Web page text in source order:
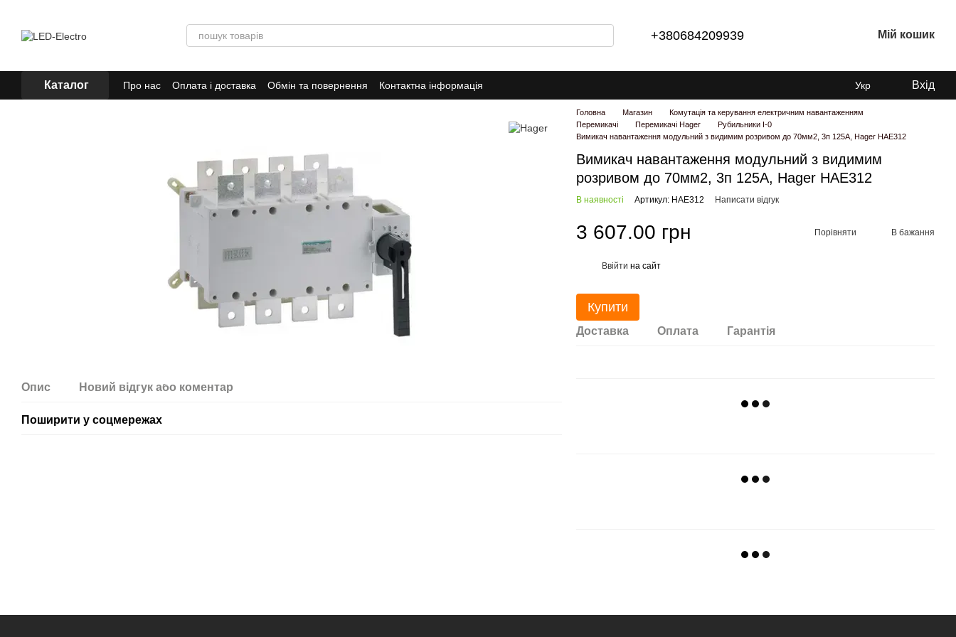
+380684209939 Мій кошик
Каталог Про нас Оплата і доставка Обмін та повернення Контактна інформація Укр Вхід
Опис Новий відгук або коментар
Поширити у соцмережах
Головна Магазин
Комутація та керування електричним навантаженням
Перемикачі
Перемикачі Hager
Рубильники I-0
Вимикач навантаження модульний з видимим розривом до 70мм2, 3п 125А, Hager HAE312
Вимикач навантаження модульний з видимим
розривом до 70мм2, 3п 125А, Hager HAE312
В наявності Артикул: HAE312 Написати відгук
3 607.00 грн Порівняти В бажання
Ввійти на сайт
Купити
Доставка Оплата Гарантія